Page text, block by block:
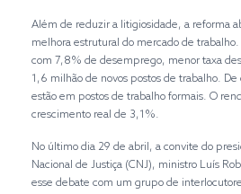
Além de reduzir a litigiosidade, a reforma
melhora estrutural do mercado de
com 7,8% de desemprego, menor taxa
1,6 milhão de novos postos de trabalho. De
estão em postos de trabalho formais. O
crescimento real de 3,1%.
No último dia 29 de abril, a convite do
Nacional de Justiça (CNJ), ministro Luís
esse debate com um grupo de